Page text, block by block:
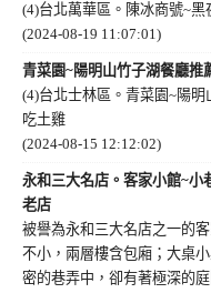
(4)台北萬華區。陳冰商號~
(2024-08-19 11:07:01)
青菜園~陽明山竹子湖餐廳推
(4)台北士林區。青菜園~陽
吃土雞
(2024-08-15 12:12:02)
永和三大名店。客家小館~小
老店
被譽為永和三大名店之一的
不小，兩層樓含包廂；大桌
密的巷弄中，卻有著極深的